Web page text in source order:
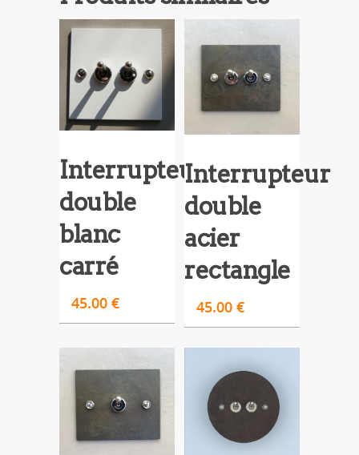
Interrupteur
double
blanc
carré
45.00 €
Interrupteur
double
acier
rectangle
45.00 €